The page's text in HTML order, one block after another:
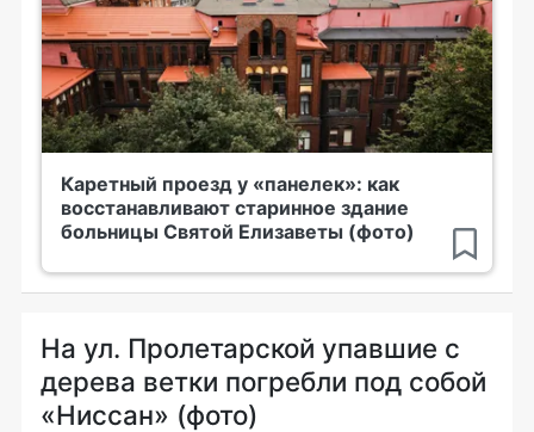
Каретный проезд у «панелек»: как
восстанавливают старинное здание
больницы Святой Елизаветы (фото)
На ул. Пролетарской упавшие с
дерева ветки погребли под собой
«Ниссан» (фото)